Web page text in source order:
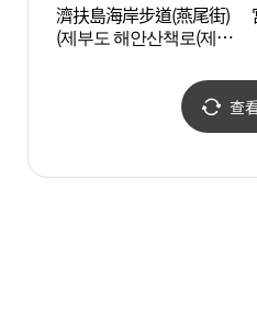
濟扶島海岸步道(燕尾街)
(제부도 해안산책로(제비
查